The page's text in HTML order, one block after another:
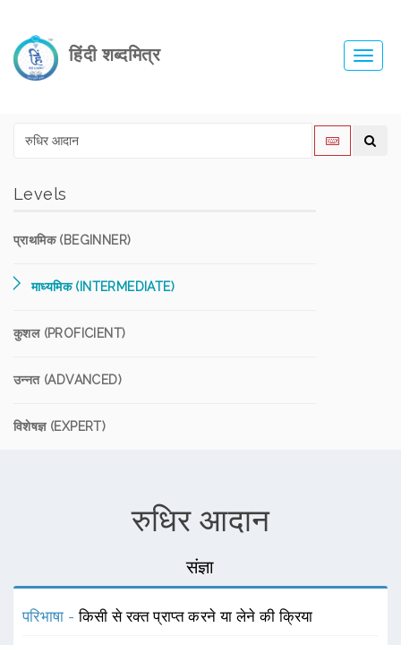
हिंदी शब्दमित्र
Levels
प्राथमिक (BEGINNER)
माध्यमिक (INTERMEDIATE)
कुशल (PROFICIENT)
उन्नत (ADVANCED)
विशेषज्ञ (EXPERT)
रुधिर आदान
संज्ञा
परिभाषा -किसी से रक्त प्राप्त करने या लेने की क्रिया